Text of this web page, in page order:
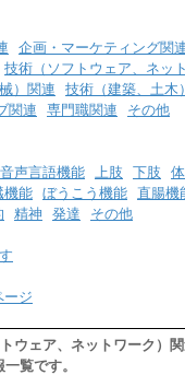
企画・マーケティング関
技術（ソフトウェア、ネッ
）関連
技術（建築、土木
関連 専門職関連 その他
音声言語機能 上肢 下肢
機能 ぼうこう機能 直腸機
精神 発達 その他
ージ
ウェア、ネットワーク）
覧です。